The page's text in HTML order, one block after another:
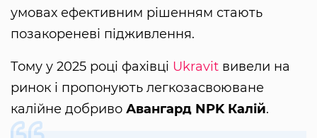
умовах ефективним рішенням стають
позакореневі підживлення.
Тому у 2025 році фахівці Ukravit вивели на
ринок і пропонують легкозасвоюване
калійне добриво Авангард NPK Калій.